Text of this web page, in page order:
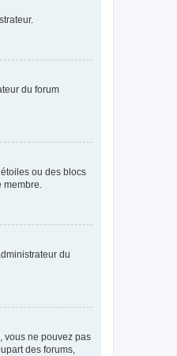
du forum
ou des blocs
du
vous ne pouvez pas
des forums,